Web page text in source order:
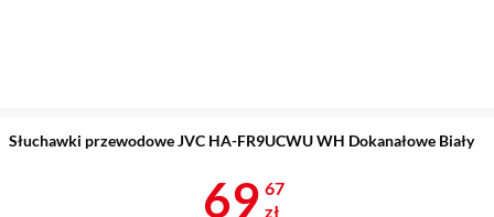
Słuchawki przewodowe JVC HA-FR9UCWU WH Dokanałowe Biały
Cena 69,67
69 67
zł